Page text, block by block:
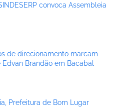
convoca Assembleia
de direcionamento marcam
Brandão em Bacabal
Prefeitura de Bom Lugar